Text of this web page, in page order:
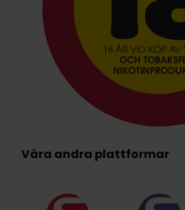
Våra andra plattformar